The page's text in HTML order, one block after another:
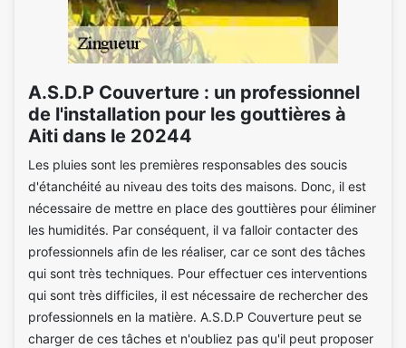
A.S.D.P Couverture : un professionnel
de l'installation pour les gouttières à
Aiti dans le 20244
Les pluies sont les premières responsables des soucis
d'étanchéité au niveau des toits des maisons. Donc, il est
nécessaire de mettre en place des gouttières pour éliminer
les humidités. Par conséquent, il va falloir contacter des
professionnels afin de les réaliser, car ce sont des tâches
qui sont très techniques. Pour effectuer ces interventions
qui sont très difficiles, il est nécessaire de rechercher des
professionnels en la matière. A.S.D.P Couverture peut se
charger de ces tâches et n'oubliez pas qu'il peut proposer